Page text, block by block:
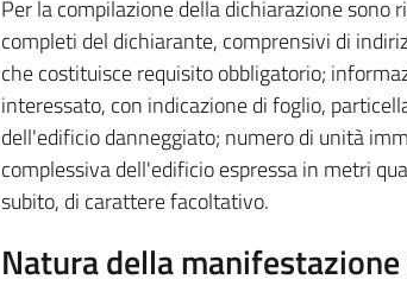
Per la compilazione della dichiarazione
completi del dichiarante, comprensivi di
che costituisce requisito obbligatorio;
interessato, con indicazione di foglio,
dell'edificio danneggiato; numero di unità
complessiva dell'edificio espressa in metri
subito, di carattere facoltativo.
Natura della